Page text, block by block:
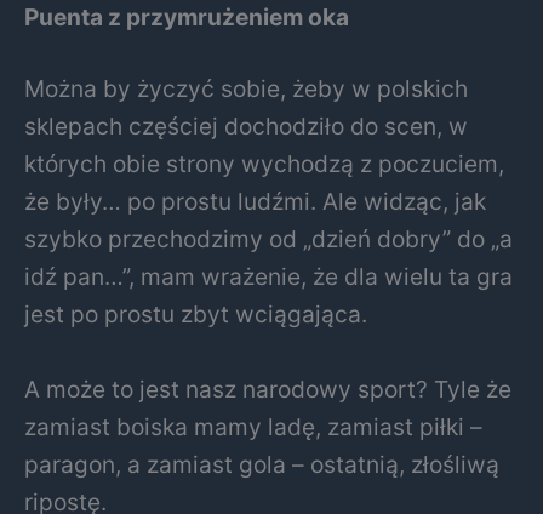
Puenta z przymrużeniem oka
Można by życzyć sobie, żeby w polskich
sklepach częściej dochodziło do scen, w
których obie strony wychodzą z poczuciem,
że były… po prostu ludźmi. Ale widząc, jak
szybko przechodzimy od „dzień dobry” do „a
idź pan…”, mam wrażenie, że dla wielu ta gra
jest po prostu zbyt wciągająca.
A może to jest nasz narodowy sport? Tyle że
zamiast boiska mamy ladę, zamiast piłki –
paragon, a zamiast gola – ostatnią, złośliwą
ripostę.